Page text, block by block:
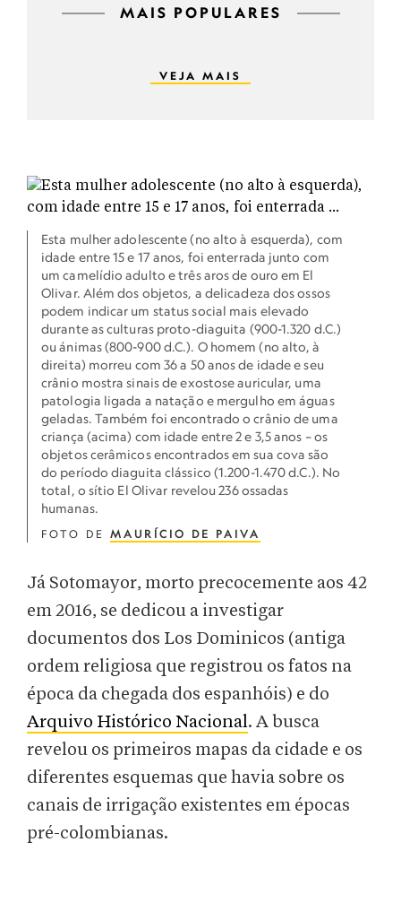
MAIS POPULARES
VEJA MAIS
Esta mulher adolescente (no alto à esquerda), com
idade entre 15 e 17 anos, foi enterrada junto com
um camelídio adulto e três aros de ouro em El
Olivar. Além dos objetos, a delicadeza dos ossos
podem indicar um status social mais elevado
durante as culturas proto-diaguita (900-1.320 d.C.)
ou ánimas (800-900 d.C.). O homem (no alto, à
direita) morreu com 36 a 50 anos de idade e seu
crânio mostra sinais de exostose auricular, uma
patologia ligada a natação e mergulho em águas
geladas. Também foi encontrado o crânio de uma
criança (acima) com idade entre 2 e 3,5 anos – os
objetos cerâmicos encontrados em sua cova são
do período diaguita clássico (1.200-1.470 d.C.). No
total, o sítio El Olivar revelou 236 ossadas
humanas.
FOTO DE MAURÍCIO DE PAIVA
Já Sotomayor, morto precocemente aos 42
em 2016, se dedicou a investigar
documentos dos Los Dominicos (antiga
ordem religiosa que registrou os fatos na
época da chegada dos espanhóis) e do
Arquivo Histórico Nacional. A busca
revelou os primeiros mapas da cidade e os
diferentes esquemas que havia sobre os
canais de irrigação existentes em épocas
pré-colombianas.